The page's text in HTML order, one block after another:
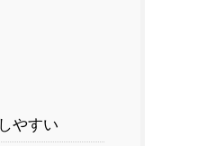
やすい